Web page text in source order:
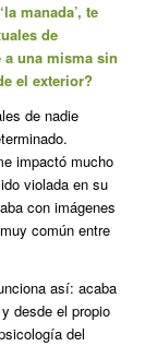
manada’, te
de
una misma sin
el exterior?
de nadie
impactó mucho
violada en su
con imágenes
común entre
así: acaba
desde el propio
del